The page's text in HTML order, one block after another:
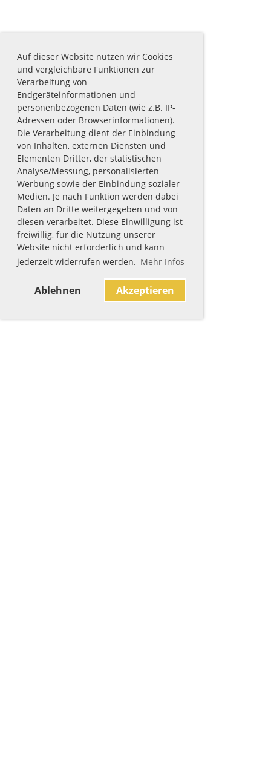
Auf dieser Website nutzen wir Cookies
und vergleichbare Funktionen zur
Verarbeitung von
Endgeräteinformationen und
personenbezogenen Daten (wie z.B. IP-
Adressen oder Browserinformationen).
Die Verarbeitung dient der Einbindung
von Inhalten, externen Diensten und
Elementen Dritter, der statistischen
Analyse/Messung, personalisierten
Werbung sowie der Einbindung sozialer
Medien. Je nach Funktion werden dabei
Daten an Dritte weitergegeben und von
diesen verarbeitet. Diese Einwilligung ist
freiwillig, für die Nutzung unserer
Website nicht erforderlich und kann
jederzeit widerrufen werden. Mehr Infos
Ablehnen Akzeptieren